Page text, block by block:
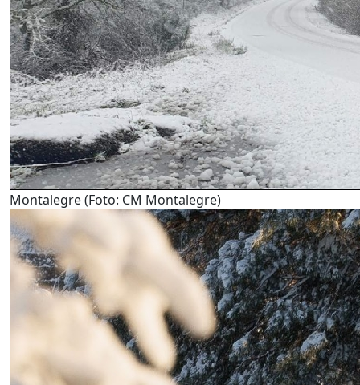
Montalegre (Foto: CM Montalegre)